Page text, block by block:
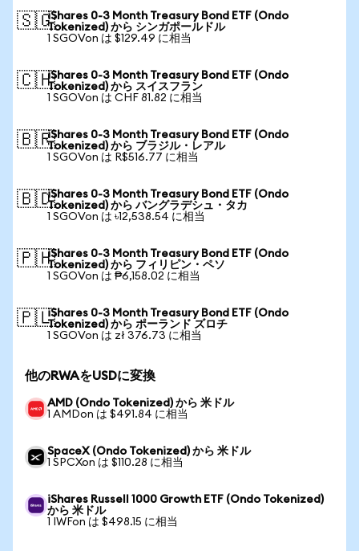
🇸🇬iShares 0-3 Month Treasury Bond ETF (Ondo
Tokenized) から シンガポールドル
1 SGOVon は $129.49 に相当
🇨🇭iShares 0-3 Month Treasury Bond ETF (Ondo
Tokenized) から スイスフラン
1 SGOVon は CHF 81.82 に相当
🇧🇷iShares 0-3 Month Treasury Bond ETF (Ondo
Tokenized) から ブラジル・レアル
1 SGOVon は R$516.77 に相当
🇧🇩iShares 0-3 Month Treasury Bond ETF (Ondo
Tokenized) から バングラデシュ・タカ
1 SGOVon は ৳12,538.54 に相当
🇵🇭iShares 0-3 Month Treasury Bond ETF (Ondo
Tokenized) から フィリピン・ペソ
1 SGOVon は ₱6,158.02 に相当
🇵🇱iShares 0-3 Month Treasury Bond ETF (Ondo
Tokenized) から ポーランド ズロチ
1 SGOVon は zł 376.73 に相当
他のRWAをUSDに変換
AMD (Ondo Tokenized) から 米ドル
1 AMDon は $491.84 に相当
SpaceX (Ondo Tokenized) から 米ドル
1 SPCXon は $110.28 に相当
iShares Russell 1000 Growth ETF (Ondo Tokenized)
から 米ドル
1 IWFon は $498.15 に相当